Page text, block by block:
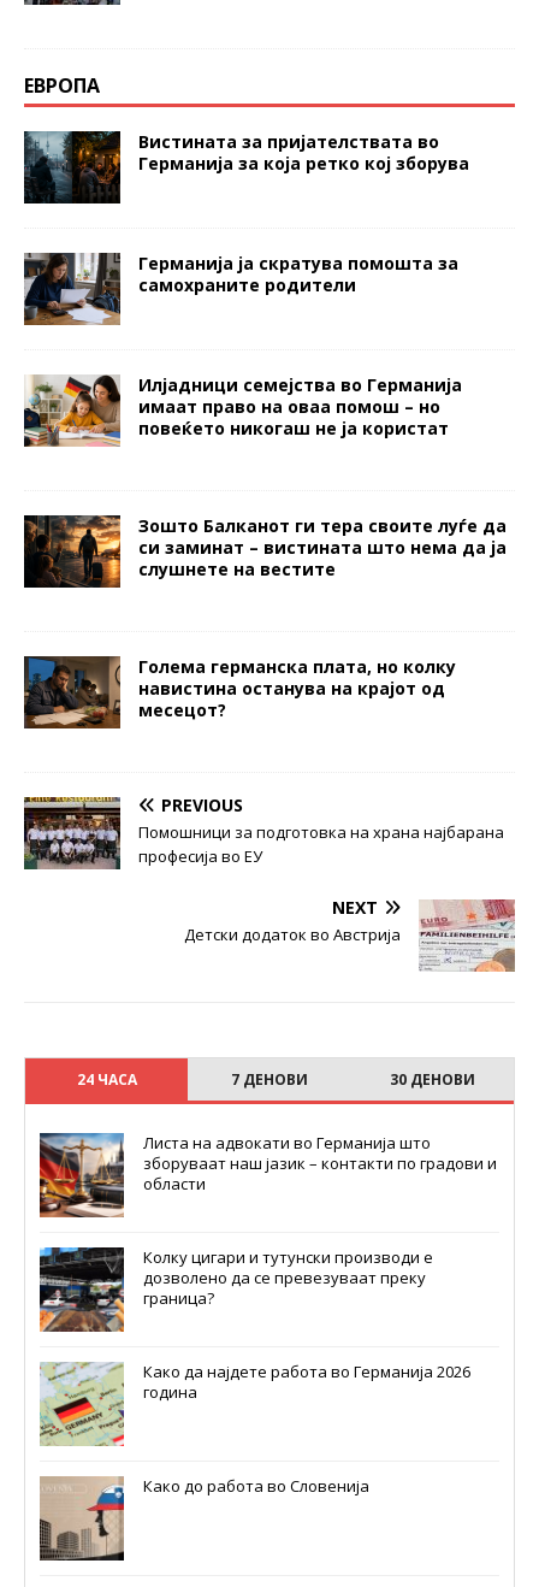
ЕВРОПА
Вистината за пријателствата во
Германија за која ретко кој зборува
Германија ја скратува помошта за
самохраните родители
Илјадници семејства во Германија
имаат право на оваа помош – но
повеќето никогаш не ја користат
Зошто Балканот ги тера своите луѓе да
си заминат – вистината што нема да ја
слушнете на вестите
Голема германска плата, но колку
навистина останува на крајот од
месецот?
PREVIOUS
Помошници за подготовка на храна најбарана
професија во ЕУ
NEXT
Детски додаток во Австрија
24 ЧАСА 7 ДЕНОВИ 30 ДЕНОВИ
Листа на адвокати во Германија што
зборуваат наш јазик – контакти по градови и
области
Колку цигари и тутунски производи е
дозволено да се превезуваат преку
граница?
Како да најдете работа во Германија 2026
година
Како до работа во Словенија